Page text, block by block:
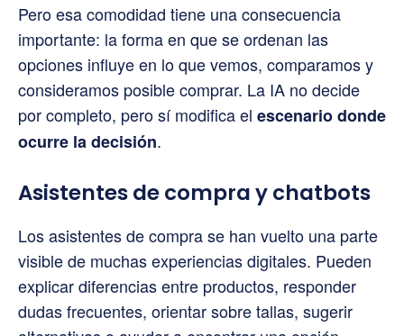
Pero esa comodidad tiene una consecuencia
importante: la forma en que se ordenan las
opciones influye en lo que vemos, comparamos y
consideramos posible comprar. La IA no decide
por completo, pero sí modifica el escenario donde
ocurre la decisión.
Asistentes de compra y chatbots
Los asistentes de compra se han vuelto una parte
visible de muchas experiencias digitales. Pueden
explicar diferencias entre productos, responder
dudas frecuentes, orientar sobre tallas, sugerir